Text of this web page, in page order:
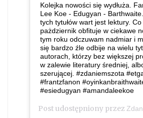
Kolejka nowości się wydłuża.
Lee Koe - Edugyan -
tych tytułów wart jest lektury.
pażdziernik obfituje w ciekawe
tym roku odczuwam nadmiar i
się bardzo źle odbije na wielu
autorach, którzy bez większej
w zalewie literatury średniej,
szerującej. #zdaniemszota
#frantzfanon
#esiedugyan #amandaleekoe
Post udostępniony przez